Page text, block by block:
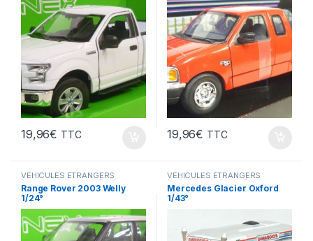
19,96€ TTC 19,96€ TTC
VÉHICULES ÉTRANGERS
(voitures,camions ...)
Range Rover 2003 Welly
1/24°
VÉHICULES ÉTRANGERS
(voitures,camions ...)
Mercedes Glacier Oxford
1/43°